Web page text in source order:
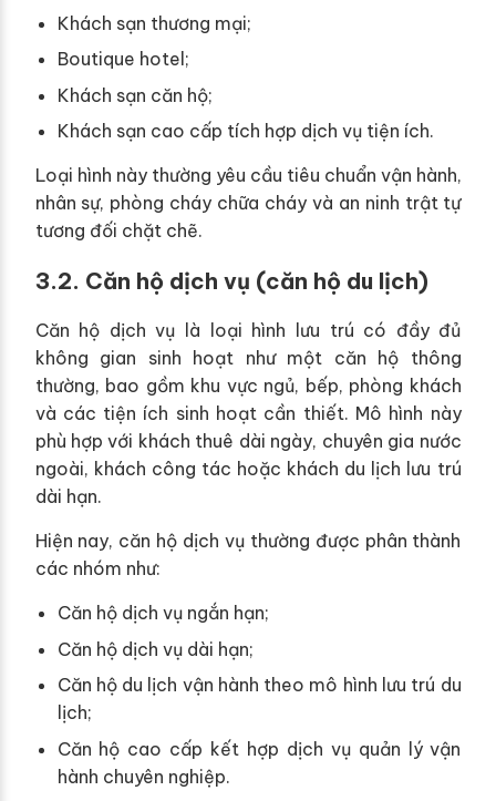
Khách sạn thương mại;
Boutique hotel;
Khách sạn căn hộ;
Khách sạn cao cấp tích hợp dịch vụ tiện ích.
Loại hình này thường yêu cầu tiêu chuẩn vận hành,
nhân sự, phòng cháy chữa cháy và an ninh trật tự
tương đối chặt chẽ.
3.2. Căn hộ dịch vụ (căn hộ du lịch)
Căn hộ dịch vụ là loại hình lưu trú có đầy đủ
không gian sinh hoạt như một căn hộ thông
thường, bao gồm khu vực ngủ, bếp, phòng khách
và các tiện ích sinh hoạt cần thiết. Mô hình này
phù hợp với khách thuê dài ngày, chuyên gia nước
ngoài, khách công tác hoặc khách du lịch lưu trú
dài hạn.
Hiện nay, căn hộ dịch vụ thường được phân thành
các nhóm như:
Căn hộ dịch vụ ngắn hạn;
Căn hộ dịch vụ dài hạn;
Căn hộ du lịch vận hành theo mô hình lưu trú du
lịch;
Căn hộ cao cấp kết hợp dịch vụ quản lý vận
hành chuyên nghiệp.